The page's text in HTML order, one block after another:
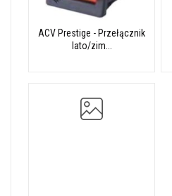
ACV Prestige - Przełącznik
lato/zim...